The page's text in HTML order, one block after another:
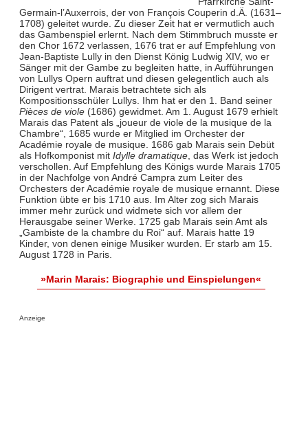
Germain-l’Auxerrois, der von François Couperin d.Ä. (1631–
1708) geleitet wurde. Zu dieser Zeit hat er vermutlich auch
das Gambenspiel erlernt. Nach dem Stimmbruch musste er
den Chor 1672 verlassen, 1676 trat er auf Empfehlung von
Jean-Baptiste Lully in den Dienst König Ludwig XIV, wo er
Sänger mit der Gambe zu begleiten hatte, in Aufführungen
von Lullys Opern auftrat und diesen gelegentlich auch als
Dirigent vertrat. Marais betrachtete sich als
Kompositionsschüler Lullys. Ihm hat er den 1. Band seiner
Pièces de viole(1686) gewidmet. Am 1. August 1679 erhielt
Marais das Patent als „joueur de viole de la musique de la
Chambre“, 1685 wurde er Mitglied im Orchester der
Académie royale de musique. 1686 gab Marais sein Debüt
als Hofkomponist mit Idylle dramatique, das Werk ist jedoch
verschollen. Auf Empfehlung des Königs wurde Marais 1705
in der Nachfolge von André Campra zum Leiter des
Orchesters der Académie royale de musique ernannt. Diese
Funktion übte er bis 1710 aus. Im Alter zog sich Marais
immer mehr zurück und widmete sich vor allem der
Herausgabe seiner Werke. 1725 gab Marais sein Amt als
„Gambiste de la chambre du Roi“ auf. Marais hatte 19
Kinder, von denen einige Musiker wurden. Er starb am 15.
August 1728 in Paris.
»Marin Marais: Biographie und Einspielungen«
Anzeige